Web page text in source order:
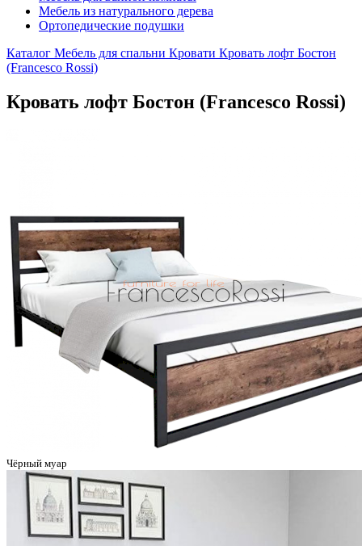
Мебель из натурального дерева
Ортопедические подушки
Каталог Мебель для спальни Кровати Кровать лофт Бостон
(Francesco Rossi)
Кровать лофт Бостон (Francesco Rossi)
Чёрный муар